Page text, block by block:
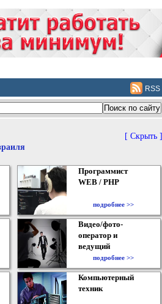
RSS
[ Скрыть ]
Программист
WEB / PHP
подробнее >>
Видео/фото-
оператор и
ведущий
подробнее >>
Компьютерный
техник